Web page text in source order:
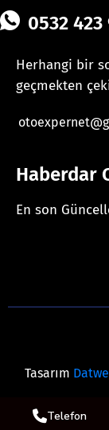
0532 423
Herhangi bir
geçmekten
Haberdar
En son
Tasarım
Telefon